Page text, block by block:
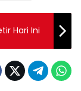
Hari Ini